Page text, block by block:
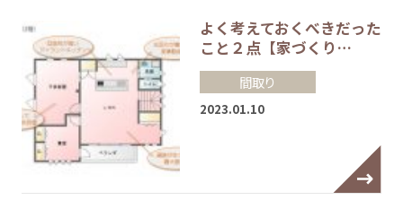
よく考えておくべきだった
こと２点【家づくり…
間取り
2023.01.10